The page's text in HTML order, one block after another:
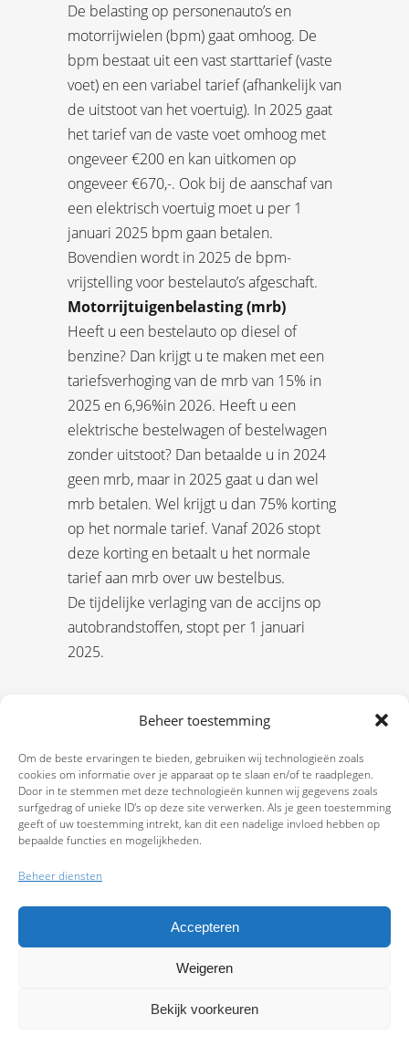
Beheer toestemming
Om de beste ervaringen te bieden, gebruiken wij technologieën zoals
cookies om informatie over je apparaat op te slaan en/of te raadplegen.
Door in te stemmen met deze technologieën kunnen wij gegevens zoals
surfgedrag of unieke ID's op deze site verwerken. Als je geen toestemming
geeft of uw toestemming intrekt, kan dit een nadelige invloed hebben op
bepaalde functies en mogelijkheden.
Beheer diensten
Accepteren
Weigeren
Bekijk voorkeuren
De belasting op personenauto’s en
motorrijwielen (bpm) gaat omhoog. De
bpm bestaat uit een vast starttarief (vaste
voet) en een variabel tarief (afhankelijk van
de uitstoot van het voertuig). In 2025 gaat
het tarief van de vaste voet omhoog met
ongeveer €200 en kan uitkomen op
ongeveer €670,-. Ook bij de aanschaf van
een elektrisch voertuig moet u per 1
januari 2025 bpm gaan betalen.
Bovendien wordt in 2025 de bpm-
vrijstelling voor bestelauto’s afgeschaft.
Motorrijtuigenbelasting (mrb)
Heeft u een bestelauto op diesel of
benzine? Dan krijgt u te maken met een
tariefsverhoging van de mrb van 15% in
2025 en 6,96%in 2026. Heeft u een
elektrische bestelwagen of bestelwagen
zonder uitstoot? Dan betaalde u in 2024
geen mrb, maar in 2025 gaat u dan wel
mrb betalen. Wel krijgt u dan 75% korting
op het normale tarief. Vanaf 2026 stopt
deze korting en betaalt u het normale
tarief aan mrb over uw bestelbus.
De tijdelijke verlaging van de accijns op
autobrandstoffen, stopt per 1 januari
2025.